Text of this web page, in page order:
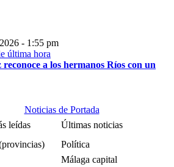
- 1:55 pm
a los hermanos Ríos con un
Noticias de Portada
leídas
Últimas noticias
Política
Málaga capital